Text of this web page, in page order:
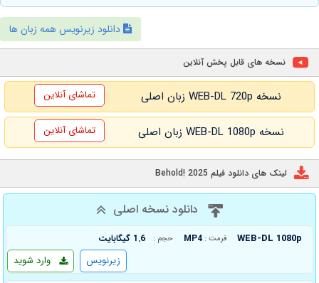
دانلود زیرنویس همه زبان ها
نسخه های قابل پخش آنلاین
نسخه WEB-DL 720p زبان اصلی تماشای آنلاین
نسخه WEB-DL 1080p زبان اصلی تماشای آنلاین
لینک های دانلود فیلم Behold! 2025
دانلود نسخه اصلی
WEB-DL 1080p فرمت : MP4 حجم : 1.6 گیگابایت
وارد شوید زیرنویس